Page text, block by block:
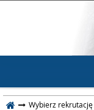
Wybierz rekrutację